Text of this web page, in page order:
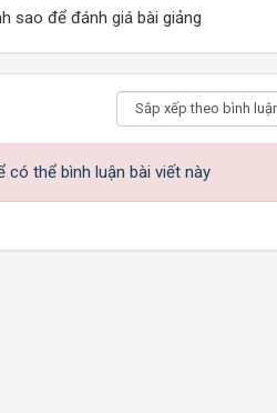
sao để đánh giá bài giảng
có thể bình luận bài viết này